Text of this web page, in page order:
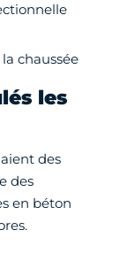
chaussée
les
des
des
en béton